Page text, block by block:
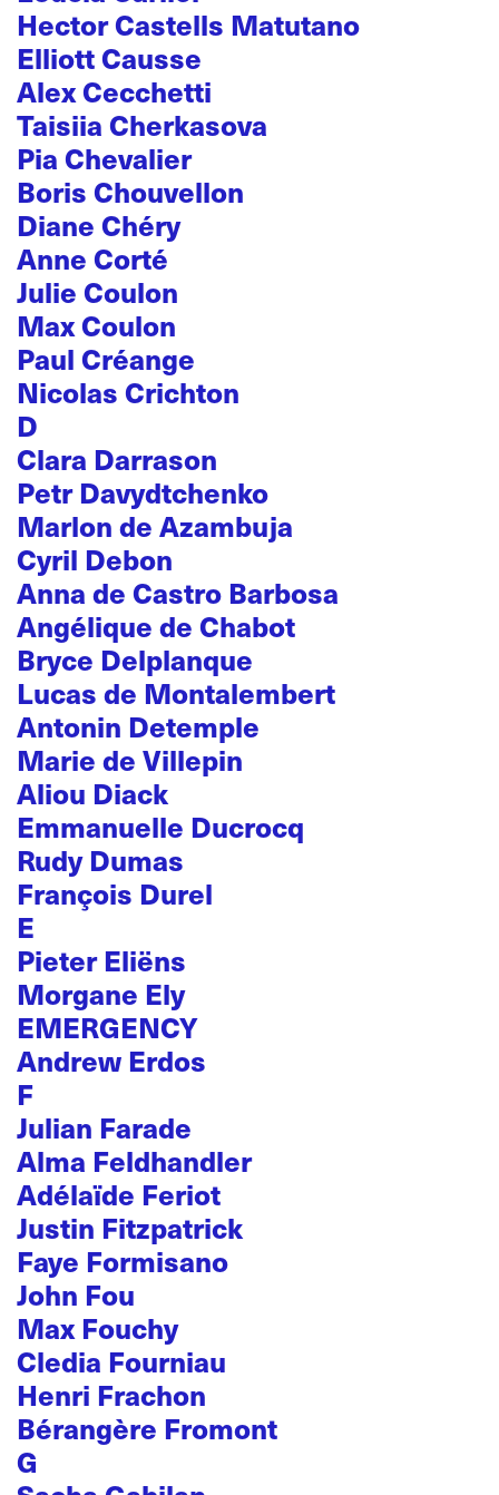
Hector Castells Matutano
Elliott Causse
Alex Cecchetti
Taisiia Cherkasova
Pia Chevalier
Boris Chouvellon
Diane Chéry
Anne Corté
Julie Coulon
Max Coulon
Paul Créange
Nicolas Crichton
D
Clara Darrason
Petr Davydtchenko
Marlon de Azambuja
Cyril Debon
Anna de Castro Barbosa
Angélique de Chabot
Bryce Delplanque
Lucas de Montalembert
Antonin Detemple
Marie de Villepin
Aliou Diack
Emmanuelle Ducrocq
Rudy Dumas
François Durel
E
Pieter Eliëns
Morgane Ely
EMERGENCY
Andrew Erdos
F
Julian Farade
Alma Feldhandler
Adélaïde Feriot
Justin Fitzpatrick
Faye Formisano
John Fou
Max Fouchy
Cledia Fourniau
Henri Frachon
Bérangère Fromont
G